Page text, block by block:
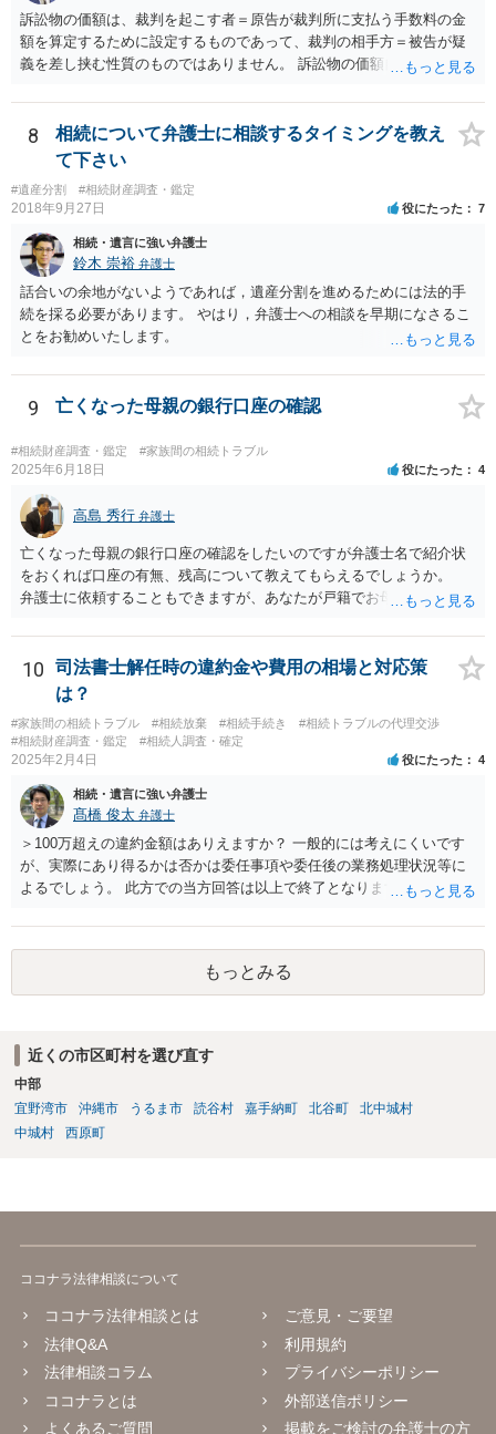
訴訟物の価額は、裁判を起こす者＝原告が裁判所に支払う手数料の金
額を算定するために設定するものであって、裁判の相手方＝被告が疑
義を差し挟む性質のものではありません。 訴訟物の価額自体が裁判の
したとしても、変更されることはありません。
8
相続について弁護士に相談するタイミングを教え
て下さい
#遺産分割 #相続財産調査・鑑定
2018年9月27日 役にたった 7
相続・遺言に強い弁護士
鈴木 崇裕 弁護士
話合いの余地がないようであれば，遺産分割を進めるためには法的手
続を採る必要があります。 やはり，弁護士への相談を早期になさるこ
とをお勧めいたします。
9 亡くなった母親の銀行口座の確認
#相続財産調査・鑑定 #家族間の相続トラブル
2025年6月18日 役にたった 4
高島 秀行 弁護士
亡くなった母親の銀行口座の確認をしたいのですが弁護士名で紹介状
をおくれば口座の有無、残高について教えてもらえるでしょうか。
弁護士に依頼することもできますが、あなたが戸籍でお母さんの相続
高は教えてくれると思います。 自分ではよくわからないということ
であれば、弁護士に相談し依頼されたら良いと思います。
10
司法書士解任時の違約金や費用の相場と対応策
は？
#家族間の相続トラブル #相続放棄 #相続手続き
#相続トラブルの代理交渉
#相続財産調査・鑑定
#相続人調査・確定
2025年2月4日 役にたった 4
相続・遺言に強い弁護士
髙橋 俊太 弁護士
＞100万超えの違約金額はありえますか？ 一般的には考えにくいです
が、実際にあり得るかは否かは委任事項や委任後の業務処理状況等に
よるでしょう。 此方での当方回答は以上で終了となりますが、参考に
もっとみる
近くの市区町村を選び直す
中部
宜野湾市
沖縄市 うるま市 読谷村 嘉手納町 北谷町
北中城村
中城村
西原町
ココナラ法律相談について
ココナラ法律相談とは
法律Q&A
法律相談コラム
ココナラとは
よくあるご質問
ご意見・ご要望
利用規約
プライバシーポリシー
外部送信ポリシー
掲載をご検討の弁護士の方